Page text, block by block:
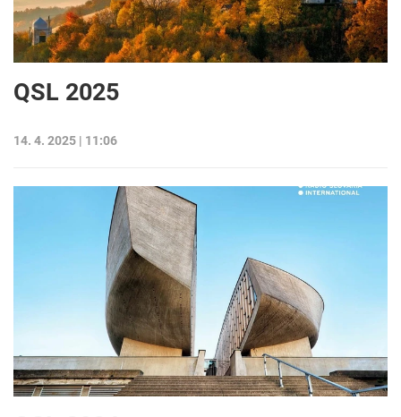
QSL 2025
14. 4. 2025 | 11:06